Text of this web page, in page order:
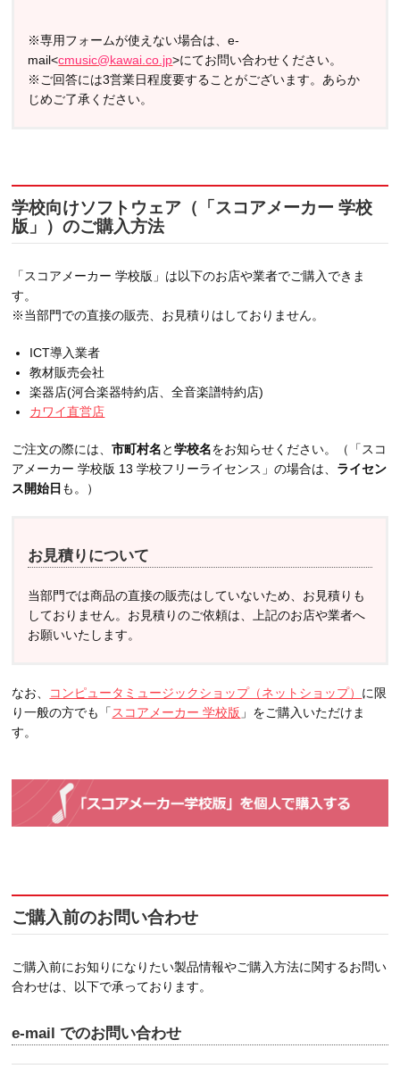
※専用フォームが使えない場合は、e-
mail<cmusic@kawai.co.jp>にてお問い合わせください。
※ご回答には3営業日程度要することがございます。あらか
じめご了承ください。
学校向けソフトウェア（「スコアメーカー 学校
版」）のご購入方法
「スコアメーカー 学校版」は以下のお店や業者でご購入できま
す。
※当部門での直接の販売、お見積りはしておりません。
ICT導入業者
教材販売会社
楽器店(河合楽器特約店、全音楽譜特約店)
カワイ直営店
ご注文の際には、市町村名と学校名をお知らせください。（「スコ
アメーカー 学校版 13 学校フリーライセンス」の場合は、 ライセン
ス開始日 も。）
お見積りについて
当部門では商品の直接の販売はしていないため、お見積りも
しておりません。お見積りのご依頼は、上記のお店や業者へ
お願いいたします。
なお、 コンピュータミュージックショップ（ネットショップ） に限
り一般の方でも「 スコアメーカー 学校版 」をご購入いただけま
す。
ご購入前のお問い合わせ
ご購入前にお知りになりたい製品情報やご購入方法に関するお問い
合わせは、以下で承っております。
e-mail でのお問い合わせ